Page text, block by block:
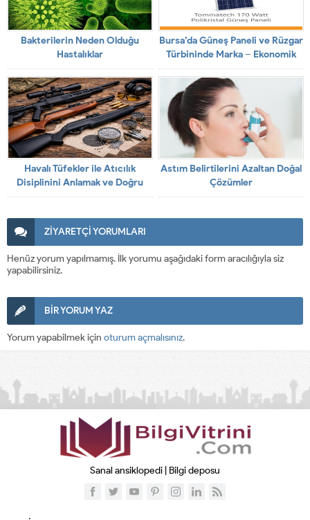
Bakterilerin Neden Olduğu
Hastalıklar
Bursa’da Güneş Paneli ve Rüzgar
Türbininde Marka – Ekonomik
Solar
Havalı Tüfekler ile Atıcılık
Disiplinini Anlamak ve Doğru
Ekipmanı Seçmek
Astım Belirtilerini Azaltan Doğal
Çözümler
ZİYARETÇİ YORUMLARI
Henüz yorum yapılmamış. İlk yorumu aşağıdaki form aracılığıyla siz
yapabilirsiniz.
BİR YORUM YAZ
Yorum yapabilmek için oturum açmalısınız.
Sanal ansiklopedi | Bilgi deposu